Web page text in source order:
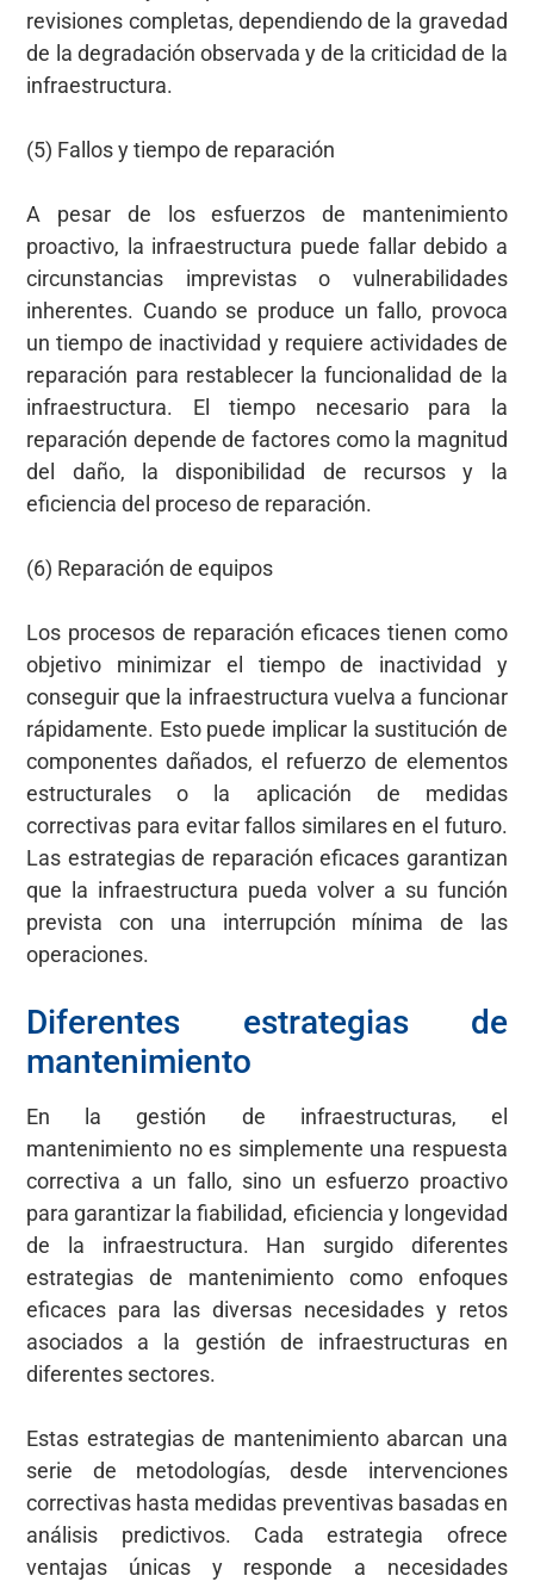
revisiones completas, dependiendo de la gravedad
de la degradación observada y de la criticidad de la
infraestructura.
(5) Fallos y tiempo de reparación
A pesar de los esfuerzos de mantenimiento
proactivo, la infraestructura puede fallar debido a
circunstancias imprevistas o vulnerabilidades
inherentes. Cuando se produce un fallo, provoca
un tiempo de inactividad y requiere actividades de
reparación para restablecer la funcionalidad de la
infraestructura. El tiempo necesario para la
reparación depende de factores como la magnitud
del daño, la disponibilidad de recursos y la
eficiencia del proceso de reparación.
(6) Reparación de equipos
Los procesos de reparación eficaces tienen como
objetivo minimizar el tiempo de inactividad y
conseguir que la infraestructura vuelva a funcionar
rápidamente. Esto puede implicar la sustitución de
componentes dañados, el refuerzo de elementos
estructurales o la aplicación de medidas
correctivas para evitar fallos similares en el futuro.
Las estrategias de reparación eficaces garantizan
que la infraestructura pueda volver a su función
prevista con una interrupción mínima de las
operaciones.
Diferentes estrategias de
mantenimiento
En la gestión de infraestructuras, el
mantenimiento no es simplemente una respuesta
correctiva a un fallo, sino un esfuerzo proactivo
para garantizar la fiabilidad, eficiencia y longevidad
de la infraestructura. Han surgido diferentes
estrategias de mantenimiento como enfoques
eficaces para las diversas necesidades y retos
asociados a la gestión de infraestructuras en
diferentes sectores.
Estas estrategias de mantenimiento abarcan una
serie de metodologías, desde intervenciones
correctivas hasta medidas preventivas basadas en
análisis predictivos. Cada estrategia ofrece
ventajas únicas y responde a necesidades